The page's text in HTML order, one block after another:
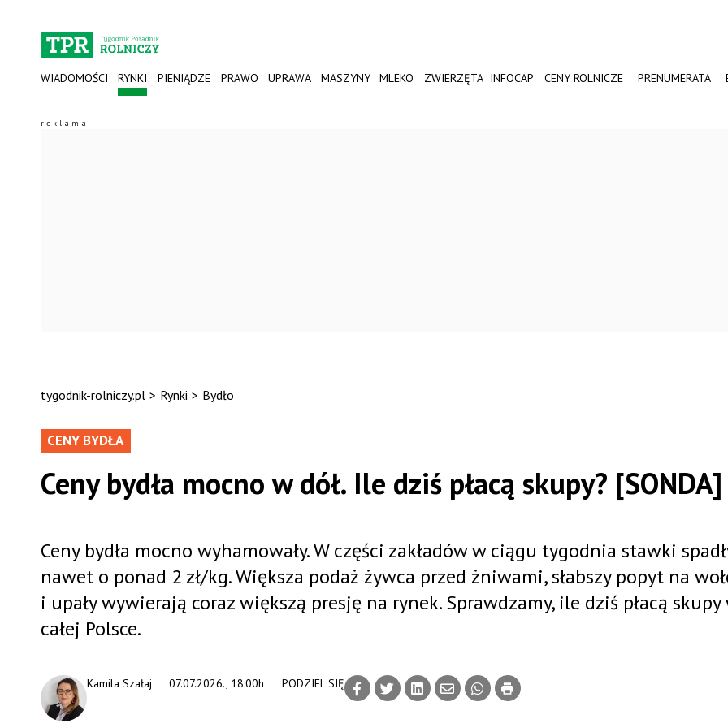
WIADOMOŚCI RYNKI PIENIĄDZE PRAWO UPRAWA MASZYNY MLEKO ZWIERZĘTA INFOCAP CENY ROLNICZE PRENUMERATA
tygodnik-rolniczy.pl > Rynki > Bydło
CENY BYDŁA
Ceny bydła mocno w dół. Ile dziś płacą skupy? [SONDA]
07.07.2026., 18:00h
Kamila Szałaj PODZIEL SIĘ
Ceny bydła mocno wyhamowały. W części zakładów w ciągu tygodnia stawki
nawet o ponad 2 zł/kg. Większa podaż żywca przed żniwami, słabszy popyt na
i upały wywierają coraz większą presję na rynek. Sprawdzamy, ile dziś płacą skupy
całej Polsce.